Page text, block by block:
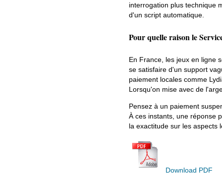
interrogation plus technique
d'un script automatique.
Pour quelle raison le
En France, les jeux en ligne
se satisfaire d'un support
paiement locales comme
Lorsqu'on mise avec de
Pensez à un paiement
À ces instants, une réponse
la exactitude sur les aspects
Download PDF